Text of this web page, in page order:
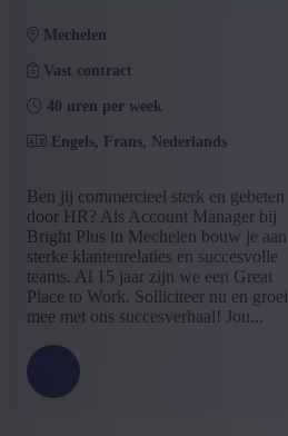
mechelen
Vast contract
40 uren per week
Engels, Frans, Nederlands
Ben jij commercieel sterk en gebeten
door HR? Als Account Manager bij
Bright Plus in Mechelen bouw je aan
sterke klantenrelaties en succesvolle
teams. Al 15 jaar zijn we een Great
Place to Work. Solliciteer nu en groei
mee met ons succesverhaal! Jou...